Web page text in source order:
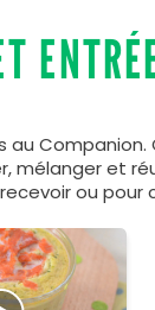
Companion.
mélanger et
ou pour